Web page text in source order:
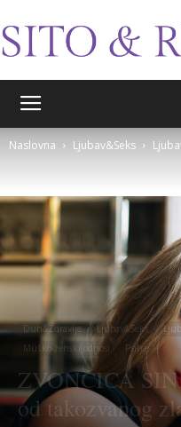
Naslovna Ljubav&Seks
Duh&Zdravlje Ljubav&Seks
Muško-ženski odnosi
Psiha
ZVONČICA
od takozvanog